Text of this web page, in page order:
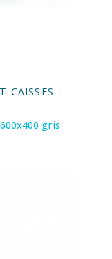
CAISSES
gris